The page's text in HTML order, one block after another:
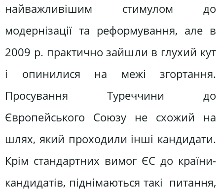
найважливішим стимулом до
модернізації та реформування, але в
2009 р. практично зайшли в глухий кут
і опинилися на межі згортання.
Просування Туреччини до
Європейського Союзу не схожий на
шлях, який проходили інші кандидати.
Крім стандартних вимог ЄС до країни-
кандидатів, піднімаються такі питання,